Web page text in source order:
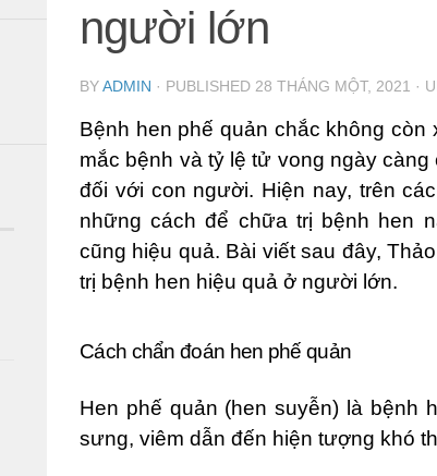
người lớn
BYADMIN · PUBLISHED 28 THÁNG MỘT, 2021 ·
Bệnh hen phế quản chắc không còn
mắc bệnh và tỷ lệ tử vong ngày
đối với con người. Hiện nay, trên
những cách để chữa trị bệnh hen
cũng hiệu quả. Bài viết sau đây,
trị bệnh hen hiệu quả ở người lớn.
Cách chẩn đoán hen phế quản
Hen phế quản (hen suyễn) là bệnh
sưng, viêm dẫn đến hiện tượng khó